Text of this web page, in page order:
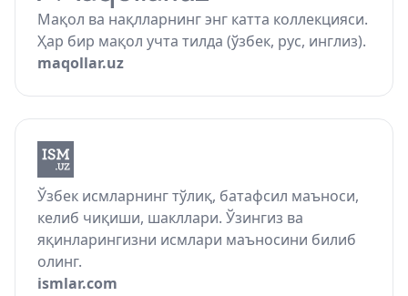
Мақол ва нақлларнинг энг катта коллекцияси.
Ҳар бир мақол учта тилда (ўзбек, рус, инглиз).
maqollar.uz
Ўзбек исмларнинг тўлиқ, батафсил маъноси,
келиб чиқиши, шакллари. Ўзингиз ва
яқинларингизни исмлари маъносини билиб
олинг.
ismlar.com